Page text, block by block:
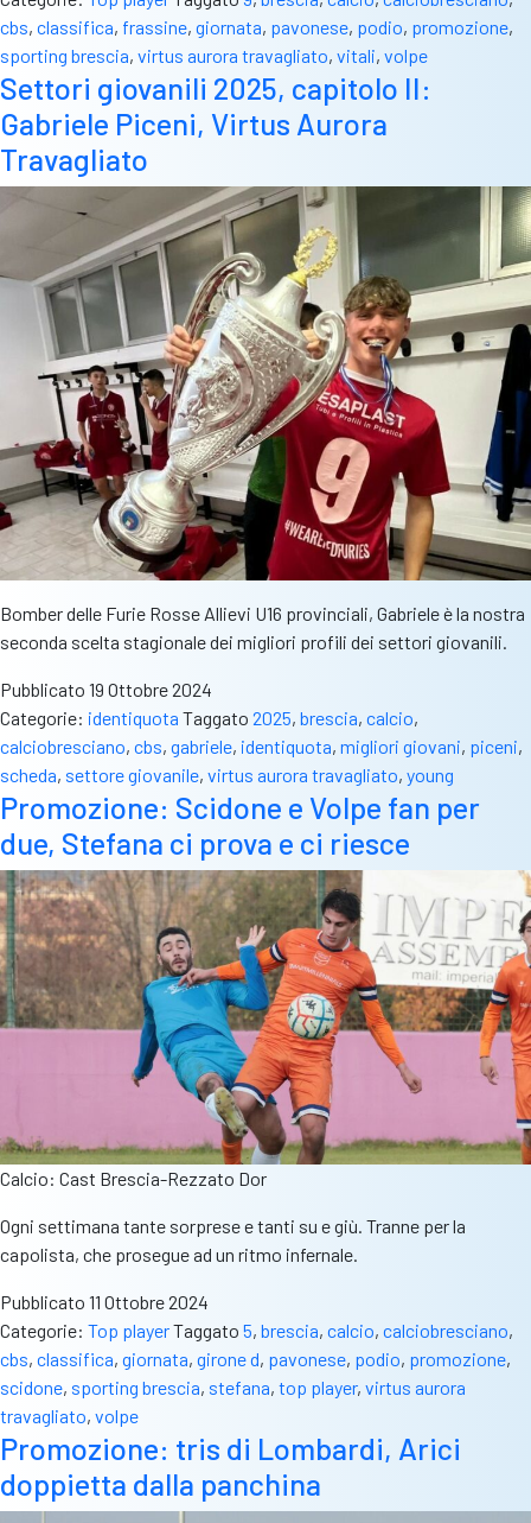
cbs, classifica, frassine, giornata, pavonese, podio, promozione,
sporting brescia, virtus aurora travagliato, vitali, volpe
Settori giovanili 2025, capitolo II:
Gabriele Piceni, Virtus Aurora
Travagliato
Bomber delle Furie Rosse Allievi U16 provinciali, Gabriele è la nostra
seconda scelta stagionale dei migliori profili dei settori giovanili.
Pubblicato 19 Ottobre 2024
Categorie: identiquota Taggato 2025, brescia, calcio,
calciobresciano, cbs, gabriele, identiquota, migliori giovani, piceni,
scheda, settore giovanile, virtus aurora travagliato, young
Promozione: Scidone e Volpe fan per
due, Stefana ci prova e ci riesce
Calcio: Cast Brescia-Rezzato Dor
Ogni settimana tante sorprese e tanti su e giù. Tranne per la
capolista, che prosegue ad un ritmo infernale.
Pubblicato 11 Ottobre 2024
Categorie: Top playerTaggato 5, brescia, calcio, calciobresciano,
cbs, classifica, giornata, girone d, pavonese, podio, promozione,
scidone, sporting brescia, stefana, top player, virtus aurora
travagliato, volpe
Promozione: tris di Lombardi, Arici
doppietta dalla panchina